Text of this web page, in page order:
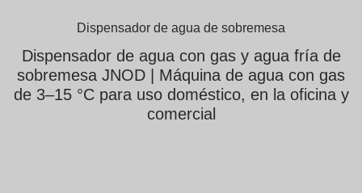
Dispensador de agua de sobremesa
Dispensador de agua con gas y agua fría de
sobremesa JNOD | Máquina de agua con gas
de 3–15 °C para uso doméstico, en la oficina y
comercial